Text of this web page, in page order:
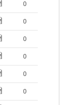
0
0
0
0
0
0